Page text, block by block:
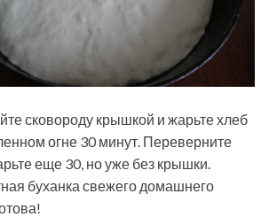
сковороду крышкой и жарьте хлеб
огне 30 минут. Переверните
еще 30, но уже без крышки.
буханка свежего домашнего